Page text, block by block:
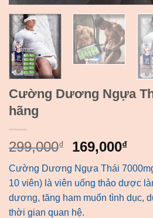
Cường Dương Ngựa
hãng
299,000₫
Giá
là:
299,000₫.
169,000₫Giá
tại
là:
Cường Dương Ngựa Thái
10 viên) là viên uống thảo dược
dương, tăng ham muốn tình dục,
thời gian quan hệ.